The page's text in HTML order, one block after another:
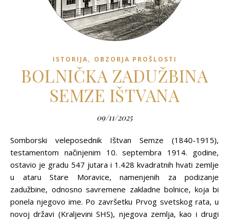
ISTORIJA, OBZORJA PROŠLOSTI
BOLNIČKA ZADUŽBINA
SEMZE IŠTVANA
09/11/2025
Somborski veleposednik Ištvan Semze (1840-1915),
testamentom načinjenim 10. septembra 1914. godine,
ostavio je gradu 547 jutara i 1.428 kvadratnih hvati zemlje
u ataru Stare Moravice, namenjenih za podizanje
zadužbine, odnosno savremene zakladne bolnice, koja bi
ponela njegovo ime. Po završetku Prvog svetskog rata, u
novoj državi (Kraljevini SHS), njegova zemlja, kao i drugi